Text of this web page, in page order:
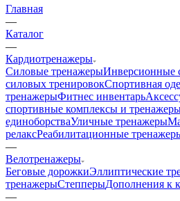
Главная
—
Каталог
—
Кардиотренажеры
Силовые тренажерыИнверсионные
силовых тренировокСпортивная
тренажерыФитнес инвентарь
спортивные комплексы и
единоборстваУличные тренажеры
релаксРеабилитационные
—
Велотренажеры
Беговые дорожкиЭллиптические
тренажерыСтепперыДополнения к
—